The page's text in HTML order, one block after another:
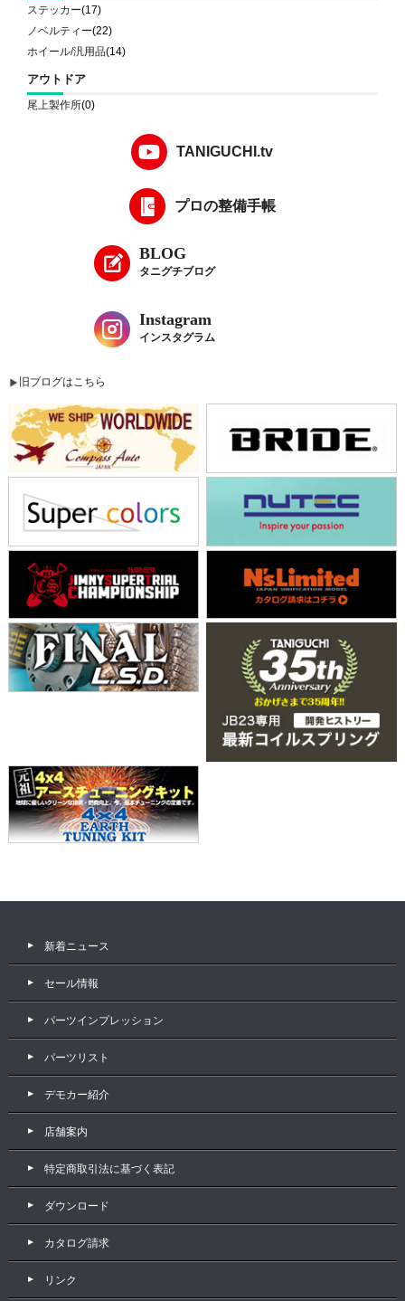
ステッカー(17)
ノベルティー(22)
ホイール/汎用品(14)
アウトドア
尾上製作所(0)
TANIGUCHI.tv
プロの整備手帳
BLOG
タニグチブログ
Instagram
インスタグラム
旧ブログはこちら
新着ニュース
セール情報
パーツインプレッション
パーツリスト
デモカー紹介
店舗案内
特定商取引法に基づく表記
ダウンロード
カタログ請求
リンク